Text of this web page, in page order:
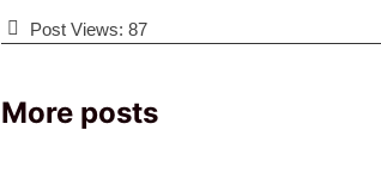
Post Views: 87
More posts